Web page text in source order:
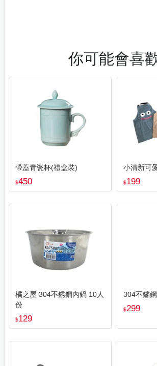
你可能會喜
帶蓋青瓷杯(禮盒裝)
$450
小清新可
$199
橘之屋 304不銹鋼內鍋 10人
份
$129
304不鏽
$299